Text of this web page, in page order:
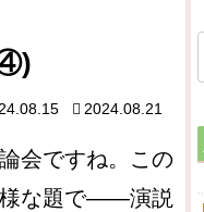
2024.08.21
会ですね。この
様な題で――演説